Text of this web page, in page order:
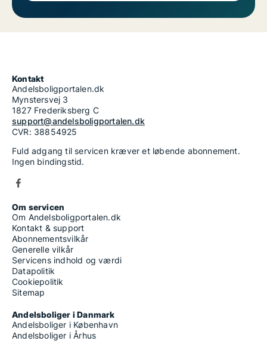
Kontakt
Andelsboligportalen.dk
Mynstersvej 3
1827 Frederiksberg C
support@andelsboligportalen.dk
CVR: 38854925
Fuld adgang til servicen kræver et løbende abonnement.
Ingen bindingstid.
Om servicen
Om Andelsboligportalen.dk
Kontakt & support
Abonnementsvilkår
Generelle vilkår
Servicens indhold og værdi
Datapolitik
Cookiepolitik
Sitemap
Andelsboliger i Danmark
Andelsboliger i København
Andelsboliger i Århus